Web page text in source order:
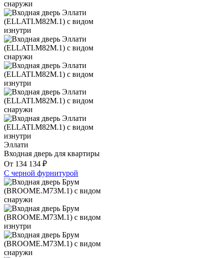
Эллати
Входная дверь для квартиры
От 134 134 ₽
С черной фурнитурой